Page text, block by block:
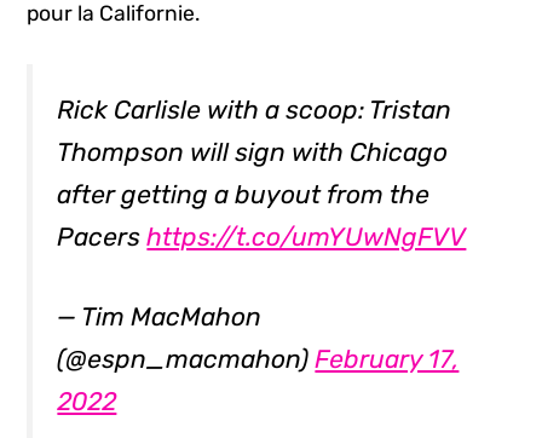
pour la Californie.
Rick Carlisle with a scoop: Tristan
Thompson will sign with Chicago
after getting a buyout from the
Pacershttps://t.co/umYUwNgFVV
— Tim MacMahon
(@espn_macmahon)February 17,
2022